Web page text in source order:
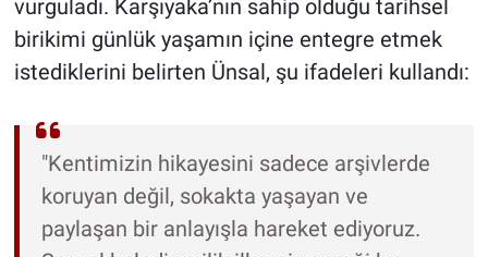
vurguladı. Karşıyaka’nın sahip olduğu tarihsel
birikimi günlük yaşamın içine entegre etmek
istediklerini belirten Ünsal, şu ifadeleri kullandı:
"Kentimizin hikayesini sadece arşivlerde
koruyan değil, sokakta yaşayan ve
paylaşan bir anlayışla hareket ediyoruz.